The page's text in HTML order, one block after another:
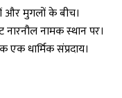
और मुगलों के बीच।
नामक स्थान पर।
धार्मिक संप्रदाय।